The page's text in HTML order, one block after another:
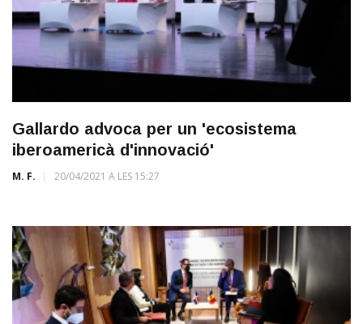
Gallardo advoca per un 'ecosistema
iberoamericà d'innovació'
M. F. 20/04/2021 A LES 15:27